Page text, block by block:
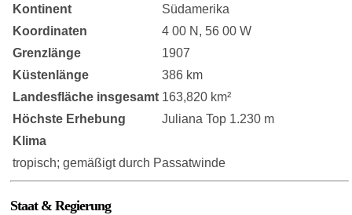
Kontinent
Südamerika
Koordinaten
4 00 N, 56 00 W
Grenzlänge
1907
Küstenlänge
386 km
Landesfläche insgesamt 163,820 km²
Höchste Erhebung
Juliana Top 1.230 m
Klima
tropisch; gemäßigt durch Passatwinde
Staat & Regierung